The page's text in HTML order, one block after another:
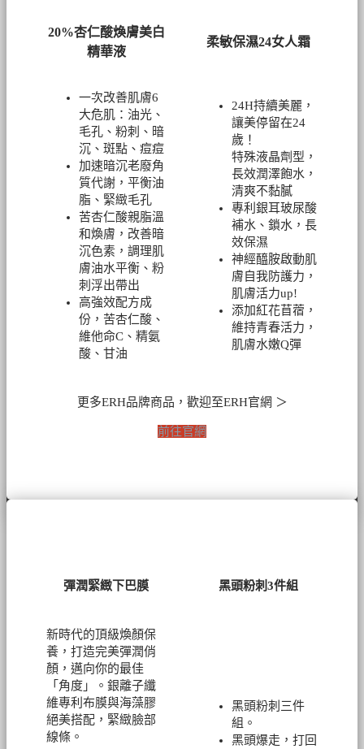
20%杏仁酸煥膚美白
精華液
柔敏保濕24女人霜
一次改善肌膚6
大危肌：油光、
毛孔、粉刺、暗
沉、斑點、痘痘
加速暗沉老廢角
質代謝，平衡油
脂、緊緻毛孔
苦杏仁酸親脂溫
和煥膚，改善暗
沉色素，調理肌
膚油水平衡、粉
刺浮出帶出
高強效配方成
份，苦杏仁酸、
維他命C、精氨
酸、甘油
24H持續美麗，
讓美停留在24
歲！
特殊液晶劑型，
長效潤澤飽水，
清爽不黏膩
專利銀耳玻尿酸
補水、鎖水，長
效保濕
神經醯胺啟動肌
膚自我防護力，
肌膚活力up!
添加紅花苜蓿，
維持青春活力，
肌膚水嫩Q彈
更多ERH品牌商品，歡迎至ERH官網 ＞
前往官網
彈潤緊緻下巴膜 黑頭粉刺3件組
新時代的頂級煥顏保
養，打造完美彈潤俏
顏，邁向你的最佳
「角度」。銀離子纖
維專利布膜與海藻膠
絕美搭配，緊緻臉部
線條。
黑頭粉刺三件
組。
黑頭爆走，打回